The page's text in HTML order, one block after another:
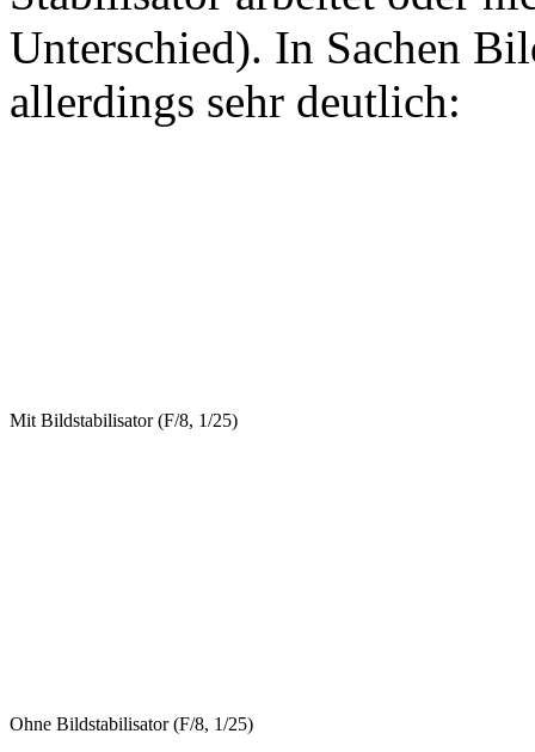
Unterschied). In Sachen
allerdings sehr deutlich:
Mit Bildstabilisator (F/8, 1/25)
Ohne Bildstabilisator (F/8, 1/25)